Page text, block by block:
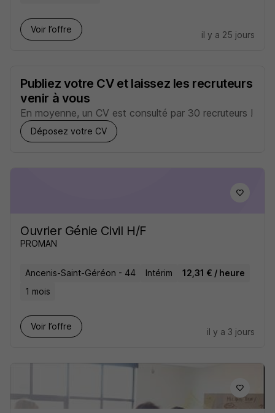
Voir l’offre
il y a 25 jours
Publiez votre CV et laissez les recruteurs
venir à vous
En moyenne, un CV est consulté par 30 recruteurs !
Déposez votre CV
Ouvrier Génie Civil H/F
PROMAN
Ancenis-Saint-Géréon - 44 Intérim
12,31 € / heure
1 mois
Voir l’offre
il y a 3 jours